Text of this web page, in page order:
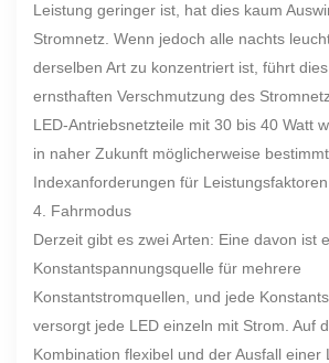
Leistung geringer ist, hat dies kaum
Stromnetz. Wenn jedoch alle nachts
derselben Art zu konzentriert ist, führt
ernsthaften Verschmutzung des
LED-Antriebsnetzteile mit 30 bis 40 Watt
in naher Zukunft möglicherweise
Indexanforderungen für Leistungsfaktoren
4. Fahrmodus
Derzeit gibt es zwei Arten: Eine davon ist
Konstantspannungsquelle für mehrere
Konstantstromquellen, und jede
versorgt jede LED einzeln mit Strom. Auf
Kombination flexibel und der Ausfall einer